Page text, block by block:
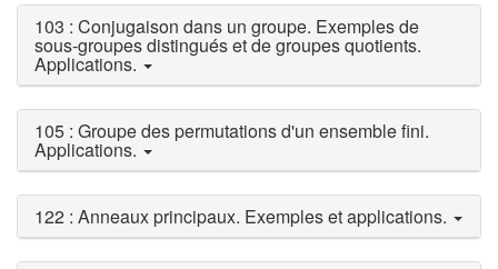
103 : Conjugaison dans un groupe. Exemples de
sous-groupes distingués et de groupes quotients.
Applications.
105 : Groupe des permutations d'un ensemble fini.
Applications.
122 : Anneaux principaux. Exemples et applications.